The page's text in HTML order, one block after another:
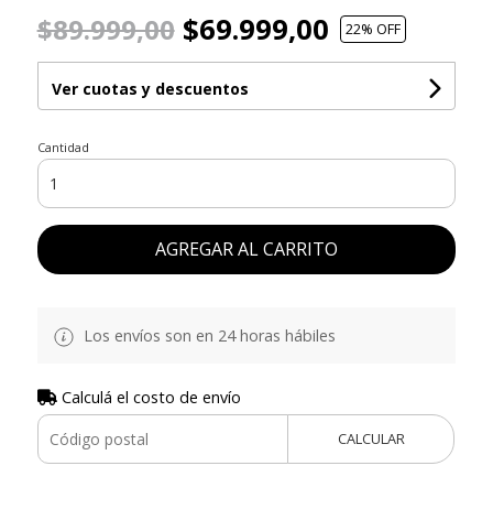
$89.999,00$69.999,00 22% OFF
Ver cuotas y descuentos
Cantidad
AGREGAR AL CARRITO
Los envíos son en 24 horas hábiles
Calculá el costo de envío
CALCULAR